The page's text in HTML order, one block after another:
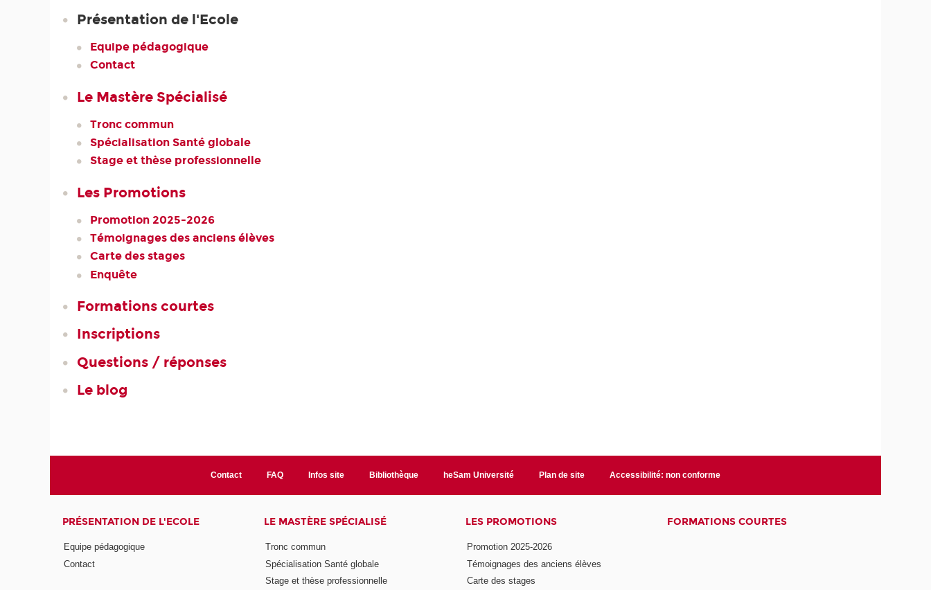
Présentation de l'Ecole
Equipe pédagogique
Contact
Le Mastère Spécialisé
Tronc commun
Spécialisation Santé globale
Stage et thèse professionnelle
Les Promotions
Promotion 2025-2026
Témoignages des anciens élèves
Carte des stages
Enquête
Formations courtes
Inscriptions
Questions / réponses
Le blog
Contact FAQ Infos site Bibliothèque heSam Université Plan de site Accessibilité: non conforme
PRÉSENTATION DE L'ECOLE
Equipe pédagogique
Contact
LE MASTÈRE SPÉCIALISÉ
Tronc commun
Spécialisation Santé globale
Stage et thèse professionnelle
LES PROMOTIONS
Promotion 2025-2026
Témoignages des anciens élèves
Carte des stages
FORMATIONS COURTES